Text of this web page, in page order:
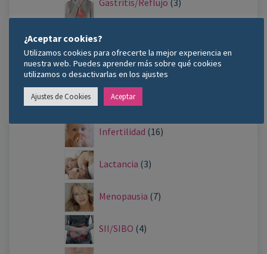
Gastritis/Reflujo 3
Ganancia de peso
TCA 5
Hipertensión
Infertilidad 16
Lactancia 3
Menopausia 7
SII/SIBO 4
¿Aceptar cookies?
Utilizamos cookies para ofrecerte la mejor experiencia en
nuestra web. Puedes aprender más sobre qué cookies
utilizamos o desactivarlas en los ajustes
Ajustes de Cookies Aceptar